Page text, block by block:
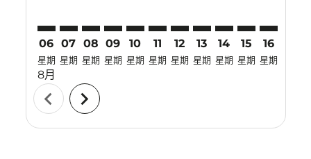
06
星期
8月
07
星期
08
星期
09
星期
10
星期
11
星期
12
星期
13
星期
14
星期
15
星期
16
星期
chevron_left chevron_right